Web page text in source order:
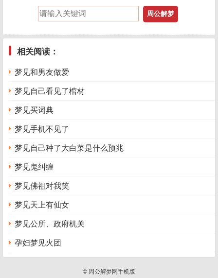
相关阅读：
梦见和男友做爱
梦见自己看见了棺材
梦见买词典
梦见手机不见了
梦见自己种了大白菜是什么预兆
梦见鬼纠缠
梦见佛祖对我笑
梦见天上有仙女
梦见公所、政府机关
孕妇梦见火团
© 周公解梦网手机版